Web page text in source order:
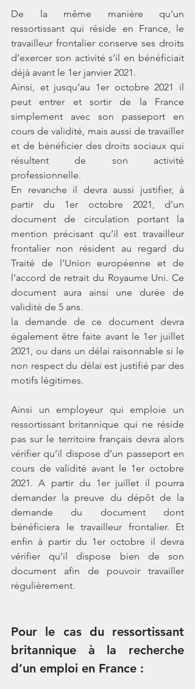
De la même manière qu’un
ressortissant qui réside en France, le
travailleur frontalier conserve ses droits
d’exercer son activité s’il en bénéficiait
déjà avant le 1er janvier 2021.
Ainsi, et jusqu’au 1er octobre 2021 il
peut entrer et sortir de la France
simplement avec son passeport en
cours de validité, mais aussi de travailler
et de bénéficier des droits sociaux qui
résultent de son activité
professionnelle.
En revanche il devra aussi justifier, à
partir du 1er octobre 2021, d’un
document de circulation portant la
mention précisant qu’il est travailleur
frontalier non résident au regard du
Traité de l’Union européenne et de
l’accord de retrait du Royaume Uni. Ce
document aura ainsi une durée de
validité de 5 ans.
la demande de ce document devra
également être faite avant le 1er juillet
2021, ou dans un délai raisonnable si le
non respect du délai est justifié par des
motifs légitimes.
Ainsi un employeur qui emploie un
ressortissant britannique qui ne réside
pas sur le territoire français devra alors
vérifier qu’il dispose d’un passeport en
cours de validité avant le 1er octobre
2021. A partir du 1er juillet il pourra
demander la preuve du dépôt de la
demande du document dont
bénéficiera le travailleur frontalier. Et
enfin à partir du 1er octobre il devra
vérifier qu’il dispose bien de son
document afin de pouvoir travailler
régulièrement.
Pour le cas du ressortissant
britannique à la recherche
d’un emploi en France :